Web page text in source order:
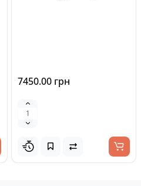
7450.00 грн